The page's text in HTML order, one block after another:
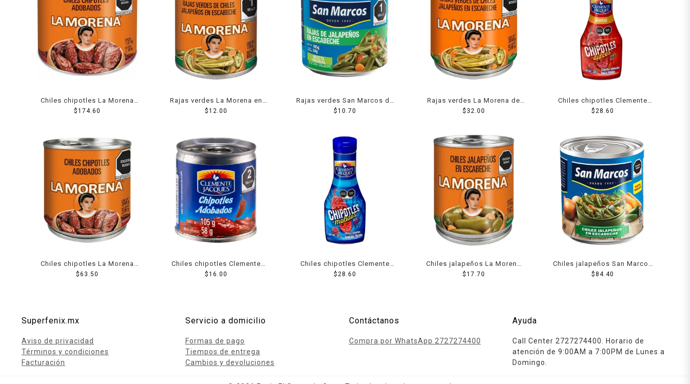
Chiles chipotles La Morena
adobados 1.97 Kg
$174.60
Rajas verdes La Morena en
escabeche 100 g
$12.00
Rajas verdes San Marcos de
chile jalapeño en escabeche
$10.70
Rajas verdes La Morena de
chiles jalapeño en escabeche
$ 32.00
Chiles chipotles Clemente
Jacques dulces adobados
$28.60
Chiles chipotles La Morena
adobados 380 g
$63.50
Chiles chipotles Clemente
Jacques adobados 105 g
$16.00
Chiles chipotles Clemente
Jacques adobados molidos
$ 28.60
Chiles jalapeños La Morena
en escabeche 200 g
$17.70
Chiles jalapeños San Marcos
en escabeche 2.8 kg
$ 84.40
Superfenix.mx
Aviso de privacidad
Términos y condiciones
Facturación
Servicio a domicilio
Formas de pago
Tiempos de entrega
Cambios y devoluciones
Contáctanos
Compra por WhatsApp 2727274400
Ayuda
Call Center 2727274400. Horario de
atención de 9:00AM a 7:00PM de Lunes a
Domingo.